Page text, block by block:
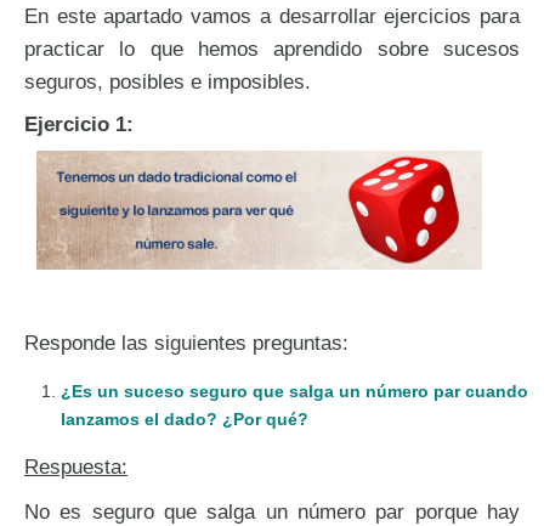
En este apartado vamos a desarrollar ejercicios para
practicar lo que hemos aprendido sobre sucesos
seguros, posibles e imposibles.
Ejercicio 1:
Responde las siguientes preguntas:
¿Es un suceso seguro que salga un número par cuando
lanzamos el dado? ¿Por qué?
Respuesta:
No es seguro que salga un número par porque hay